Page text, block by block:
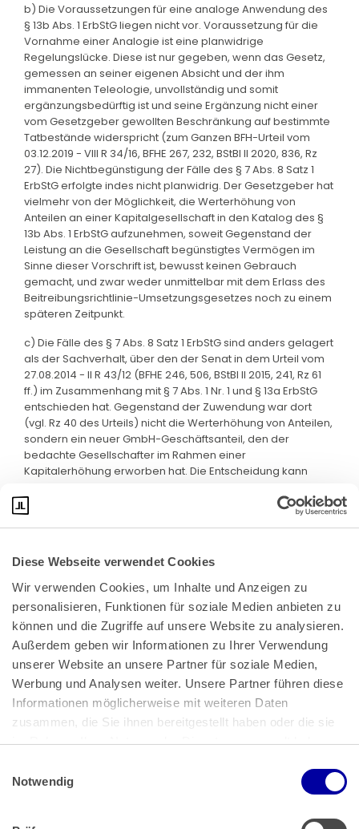
Diese Webseite verwendet Cookies
Wir verwenden Cookies, um Inhalte und Anzeigen zu
personalisieren, Funktionen für soziale Medien anbieten zu
können und die Zugriffe auf unsere Website zu analysieren.
Außerdem geben wir Informationen zu Ihrer Verwendung
unserer Website an unsere Partner für soziale Medien,
Werbung und Analysen weiter. Unsere Partner führen diese
Informationen möglicherweise mit weiteren Daten
zusammen, die Sie ihnen bereitgestellt haben oder die sie
im Rahmen Ihrer Nutzung der Dienste gesammelt haben.
Impressum
Notwendig
b) Die Voraussetzungen für eine analoge Anwendung des
§ 13b Abs. 1 ErbStG liegen nicht vor. Voraussetzung für die
Vornahme einer Analogie ist eine planwidrige
Regelungslücke. Diese ist nur gegeben, wenn das Gesetz,
gemessen an seiner eigenen Absicht und der ihm
immanenten Teleologie, unvollständig und somit
ergänzungsbedürftig ist und seine Ergänzung nicht einer
vom Gesetzgeber gewollten Beschränkung auf bestimmte
Tatbestände widerspricht (zum Ganzen BFH-Urteil vom
03.12.2019 - VIII R 34/16, BFHE 267, 232, BStBl II 2020, 836, Rz
27). Die Nichtbegünstigung der Fälle des § 7 Abs. 8 Satz 1
ErbStG erfolgte indes nicht planwidrig. Der Gesetzgeber hat
vielmehr von der Möglichkeit, die Werterhöhung von
Anteilen an einer Kapitalgesellschaft in den Katalog des §
13b Abs. 1 ErbStG aufzunehmen, soweit Gegenstand der
Leistung an die Gesellschaft begünstigtes Vermögen im
Sinne dieser Vorschrift ist, bewusst keinen Gebrauch
gemacht, und zwar weder unmittelbar mit dem Erlass des
Beitreibungsrichtlinie-Umsetzungsgesetzes noch zu einem
späteren Zeitpunkt.
c) Die Fälle des § 7 Abs. 8 Satz 1 ErbStG sind anders gelagert
als der Sachverhalt, über den der Senat in dem Urteil vom
27.08.2014 - II R 43/12 (BFHE 246, 506, BStBl II 2015, 241, Rz 61
ff.) im Zusammenhang mit § 7 Abs. 1 Nr. 1 und § 13a ErbStG
entschieden hat. Gegenstand der Zuwendung war dort
(vgl. Rz 40 des Urteils) nicht die Werterhöhung von Anteilen,
sondern ein neuer GmbH-Geschäftsanteil, den der
bedachte Gesellschafter im Rahmen einer
Kapitalerhöhung erworben hat. Die Entscheidung kann
Bundeskanzlerplatz 2
53113 Bonn
Pressemitteilungen|AGB
Impressum|Datenschutz